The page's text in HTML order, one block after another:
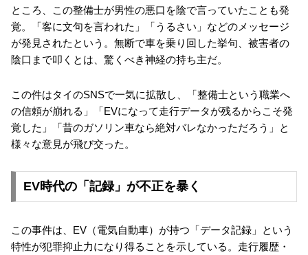
ところ、この整備士が男性の悪口を陰で言っていたことも発
覚。「客に文句を言われた」「うるさい」などのメッセージ
が発見されたという。無断で車を乗り回した挙句、被害者の
陰口まで叩くとは、驚くべき神経の持ち主だ。
この件はタイのSNSで一気に拡散し、「整備士という職業へ
の信頼が崩れる」「EVになって走行データが残るからこそ発
覚した」「昔のガソリン車なら絶対バレなかっただろう」と
様々な意見が飛び交った。
EV時代の「記録」が不正を暴く
この事件は、EV（電気自動車）が持つ「データ記録」という
特性が犯罪抑止力になり得ることを示している。走行履歴・